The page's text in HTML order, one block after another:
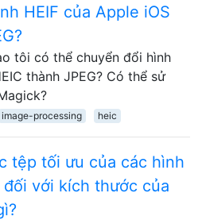
HEIF của Apple iOS
tôi có thể chuyển đổi hình
thành JPEG? Có thể sử
image-processing heic
tệp tối ưu của các hình
đối với kích thước của